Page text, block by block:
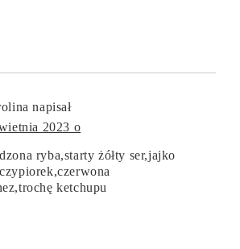
napisał
2023 o
ryba,starty żółty ser,jajko
ketchupu